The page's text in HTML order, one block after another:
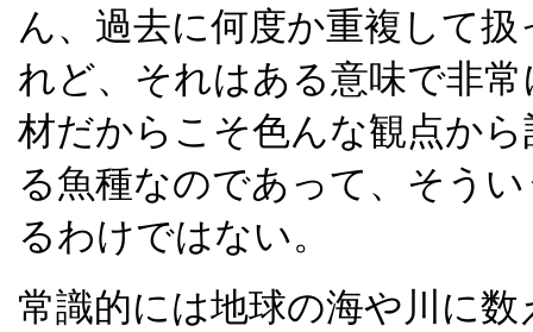
ん、過去に何度か重複して
れど、それはある意味で非
材だからこそ色んな観点か
る魚種なのであって、そう
るわけではない。
常識的には地球の海や川に